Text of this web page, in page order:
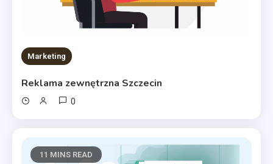
Marketing
Reklama zewnętrzna Szczecin
0
11 MINS READ